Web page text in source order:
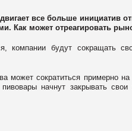
все больше инициатив
Как может отреагировать
компании будут сокращать
может сократиться примерно
начнут закрывать